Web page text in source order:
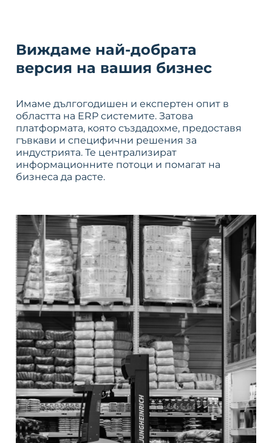
Виждаме най-добрата
версия на вашия бизнес
Имаме дългогодишен и експертен опит в
областта на ERP системите. Затова
платформата, която създадохме, предоставя
гъвкави и специфични решения за
индустрията. Те централизират
информационните потоци и помагат на
бизнеса да расте.